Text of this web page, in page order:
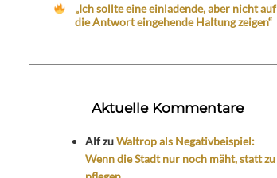
„Ich sollte eine einladende, aber nicht auf
die Antwort eingehende Haltung zeigen“
Aktuelle Kommentare
AlfzuWaltrop als Negativbeispiel:
Wenn die Stadt nur noch mäht, statt zu